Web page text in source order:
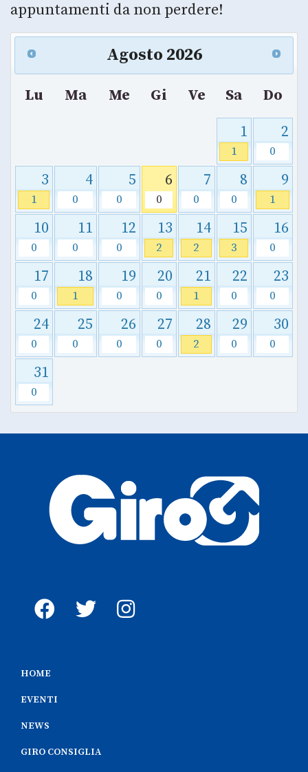
appuntamenti da non perdere!
Agosto 2026
Lu Ma Me Gi Ve Sa
Do
1
1
2
0
3
1
4
0
5
0
6
0
7
0
8
0
9
1
10
0
11
0
12
0
13
2
14
2
15
3
16
0
17
0
18
1
19
0
20
0
21
1
22
0
23
0
24
0
25
0
26
0
27
0
28
2
29
0
30
0
31
0
HOME
EVENTI
NEWS
GIRO CONSIGLIA